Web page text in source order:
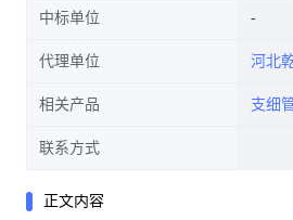
中标单位
代理单位 河北
相关产品 支细
联系方式
正文内容